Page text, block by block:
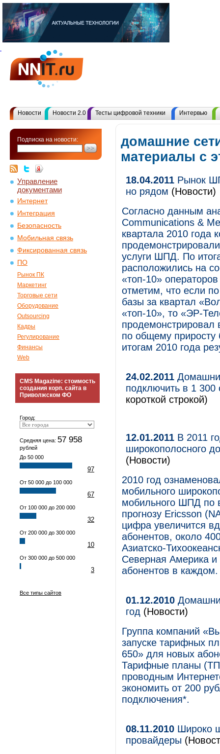
Новости Новости 2.0 Тесты цифровой техники Интервью
Подписка на новости:
Управление
документами
Интернет
Интеграция
Безопасность
Мобильная связь
Фиксированная связь
ПО
Рынок ПК
Маркетинг
Торговые сети
Оборудование
Outsourcing
Кадры
Регулирование
Финансы
Web
CMS Magazine: стоимость
создания корп. сайта в
Приволжском ФО
Город:
Средняя цена: 57 958
рублей
До 50 000
97
От 50 000 до 100 000
67
От 100 000 до 200 000
32
От 200 000 до 300 000
10
От 300 000 до 500 000
3
Все типы сайтов
домашние
материалы с
18.04.2011 Рынок
но рядом (Новости)
Согласно данным
Communications &
квартала 2010 года
услуги ШПД. По
расположились на
«топ-10»
отметим, что если
базы за квартал
«топ-10», то «ЭР-
продемонстрировал
по общему приросту
итогам 2010 года
24.02.2011
подключить в 1
короткой строкой)
12.01.2011 В 2011
широкополосного
(Новости)
2010 год
мобильного
мобильного ШПД по
прогнозу Ericsson
цифра увеличится
абонентов, около
Азиатско-
Северная Америка
абонентов в каждом.
01.12.2010
год (Новости)
Группа компаний
запуске тарифных
650» для новых
Тарифные планы
проводным
экономить от 200
подключения*.
08.11.2010 Широко
провайдеры